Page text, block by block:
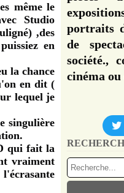
même le
Studio
,des
en
la chance
en dit (
lequel je
singulière
qui fait la
vraiment
portraits
de
société.,
cinéma ou